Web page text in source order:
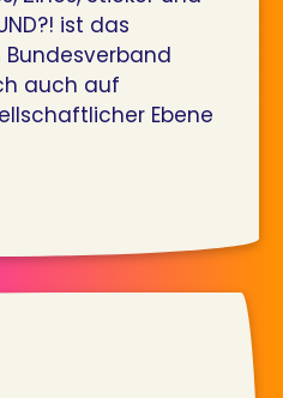
ist das
auch auf
Ebene